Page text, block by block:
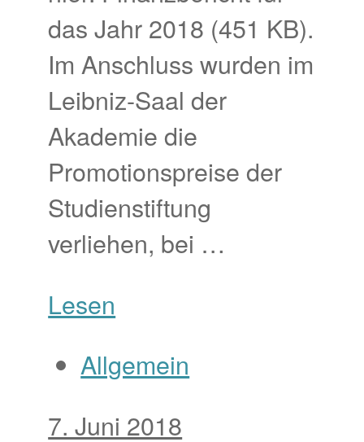
das Jahr 2018 (451 KB).
Im Anschluss wurden im
Leibniz-Saal der
Akademie die
Promotionspreise der
Studienstiftung
verliehen, bei …
Lesen
Allgemein
7. Juni 2018